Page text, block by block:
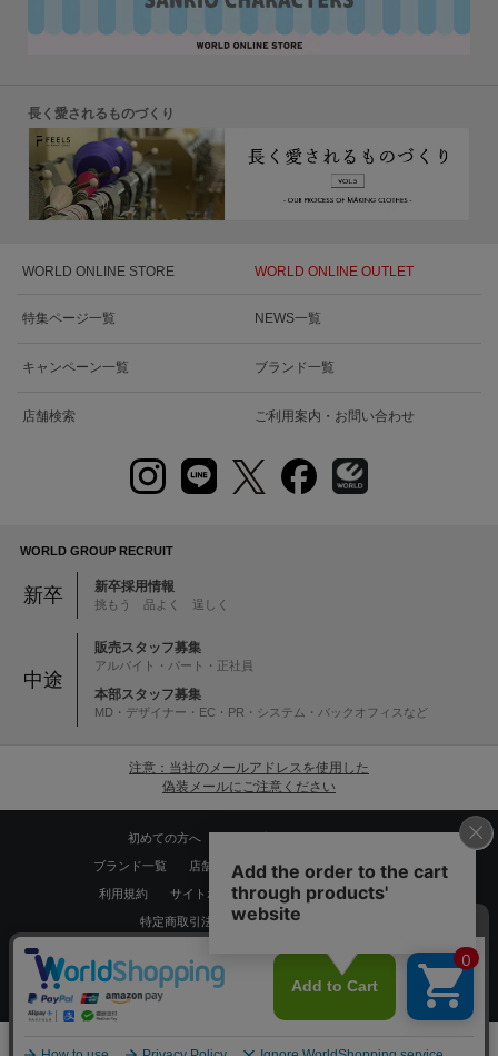
長く愛されるものづくり
WORLD ONLINE STORE WORLD ONLINE OUTLET
特集ページ一覧 NEWS一覧
キャンペーン一覧 ブランド一覧
店舗検索 ご利用案内・お問い合わせ
WORLD GROUP RECRUIT
新卒 新卒採用情報
挑もう 品よく 逞しく
中途
販売スタッフ募集
アルバイト・パート・正社員
本部スタッフ募集
MD・デザイナー・EC・PR・システム・バックオフィスなど
注意：当社のメールアドレスを使用した
偽装メールにご注意ください
初めての方へ
ブランド一覧 店舗検索 企業情報 株主優待制度
利用規約 サイトポリシー プライバシーポリシー
特定商取引法に基づく表記
Copyrights © WORLD CO.,LTD. All rights reserved.
スマートフォン ｜PC